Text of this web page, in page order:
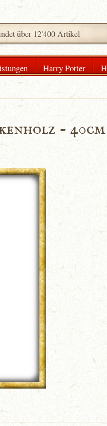
Harry Potter
- 40cm